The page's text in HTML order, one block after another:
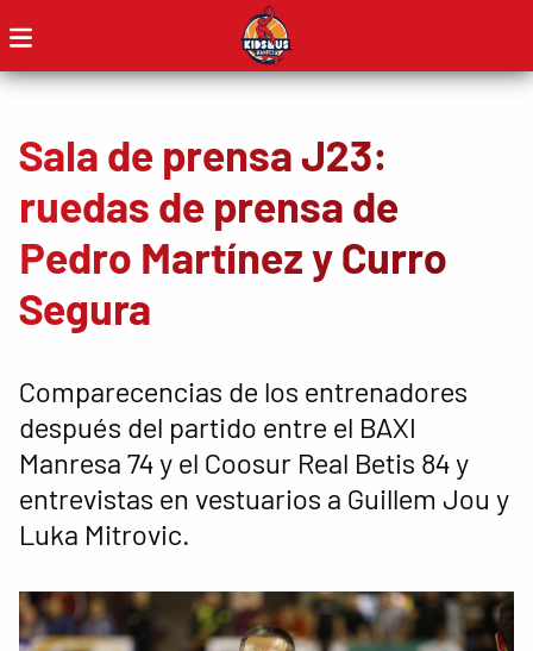
Sala de prensa J23:
ruedas de prensa de
Pedro Martínez y Curro
Segura
Comparecencias de los entrenadores
después del partido entre el BAXI
Manresa 74 y el Coosur Real Betis 84 y
entrevistas en vestuarios a Guillem Jou y
Luka Mitrovic.